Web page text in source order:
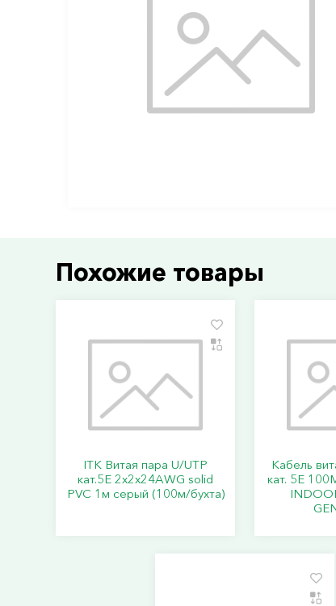
Похожие товары
ITK Витая пара U/UTP
кат.5E 2х2х24AWG solid
PVC 1м серый (100м/бухта)
Кабель
кат. 5E